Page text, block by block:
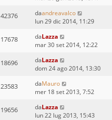
42376 daandreavalco
lun 29 dic 2014, 11:29
17678 daLazza
mar 30 set 2014, 12:22
18696 daLazza
dom 24 ago 2014, 13:30
23583 daMauro
mer 18 set 2013, 7:52
19656 daLazza
lun 22 lug 2013, 15:43